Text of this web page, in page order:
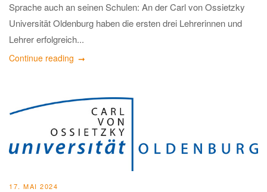
Sprache auch an seinen Schulen: An der Carl von Ossietzky
Universität Oldenburg haben die ersten drei Lehrerinnen und
Lehrer erfolgreich...
Continue reading
17. MAI 2024